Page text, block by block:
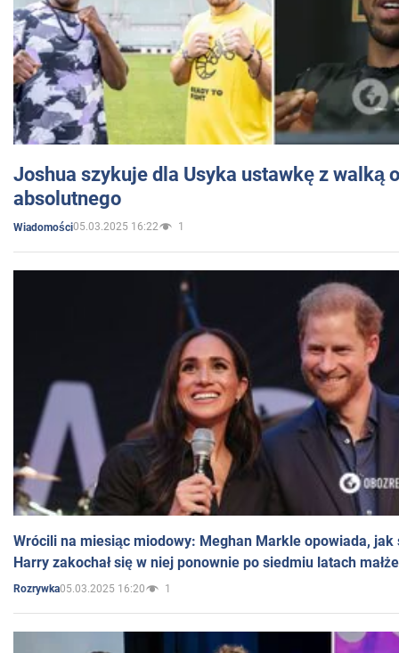
Joshua szykuje dla Usyka ustawkę z walką
absolutnego
Wiadomości05.03.2025 16:22 1
Wrócili na miesiąc miodowy: Meghan Markle opowiada, jak
Harry zakochał się w niej ponownie po siedmiu latach
Rozrywka05.03.2025 16:20 1